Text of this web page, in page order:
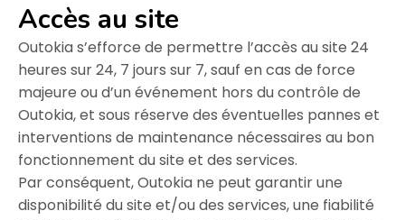
Accès au site
Outokia s’efforce de permettre l’accès au site 24
heures sur 24, 7 jours sur 7, sauf en cas de force
majeure ou d’un événement hors du contrôle de
Outokia, et sous réserve des éventuelles pannes et
interventions de maintenance nécessaires au bon
fonctionnement du site et des services.
Par conséquent, Outokia ne peut garantir une
disponibilité du site et/ou des services, une fiabilité